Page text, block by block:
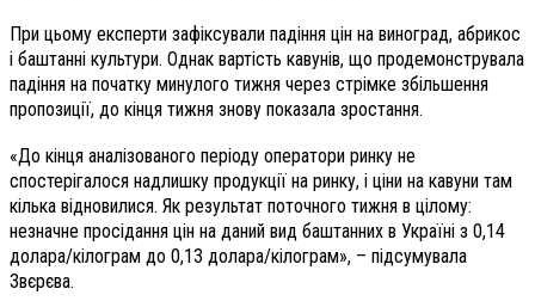
При цьому експерти зафіксували падіння цін на виноград, абрикос
і баштанні культури. Однак вартість кавунів, що продемонструвала
падіння на початку минулого тижня через стрімке збільшення
пропозиції, до кінця тижня знову показала зростання.
«До кінця аналізованого періоду оператори ринку не
спостерігалося надлишку продукції на ринку, і ціни на кавуни там
кілька відновилися. Як результат поточного тижня в цілому:
незначне просідання цін на даний вид баштанних в Україні з 0,14
долара/кілограм до 0,13 долара/кілограм», – підсумувала
Звєрєва.